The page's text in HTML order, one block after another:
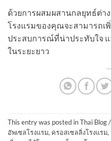
ด้วยการผสมผสานกลยุทธ์ต่า
โรงแรมของคุณจะสามารถเ
ประสบการณ์ที่น่าประทับใจ
ในระยะยาว
This entry was posted inThai Blog
อัพเซลโรงแรม, ครอสเซลลิ่งโรงแรม,